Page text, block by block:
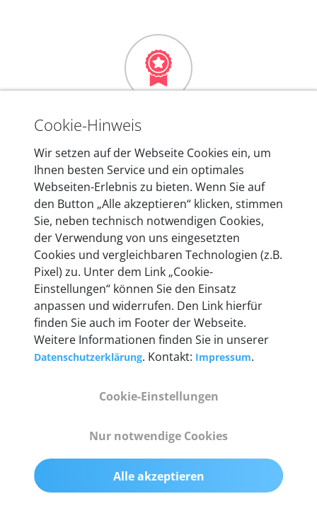
Mehr als 10 Jahre Erfahrung
In den Kfz-Diagnosegeräten von autoaid stecken
mehr als 10 Jahre Erfahrung, und auch in Zukunft
entwickeln wir unsere Produkte am Standort in
Berlin laufend weiter. Auf diese Qualität vertrauen
heute mehr als 60.000 Privatkunden und
Unternehmen.
Technische Details &
Lieferumfang
Abmessungen
Gewicht
200 g
Cookie-Hinweis
Wir setzen auf der Webseite Cookies ein, um
Ihnen besten Service und ein optimales
Webseiten-Erlebnis zu bieten. Wenn Sie auf
den Button „Alle akzeptieren“ klicken, stimmen
Sie, neben technisch notwendigen Cookies,
der Verwendung von uns eingesetzten
Cookies und vergleichbaren Technologien (z.B.
Pixel) zu. Unter dem Link „Cookie-
Einstellungen“ können Sie den Einsatz
anpassen und widerrufen. Den Link hierfür
finden Sie auch im Footer der Webseite.
Weitere Informationen finden Sie in unserer
Datenschutzerklärung. Kontakt: Impressum.
Cookie-Einstellungen
Nur notwendige Cookies
Alle akzeptieren